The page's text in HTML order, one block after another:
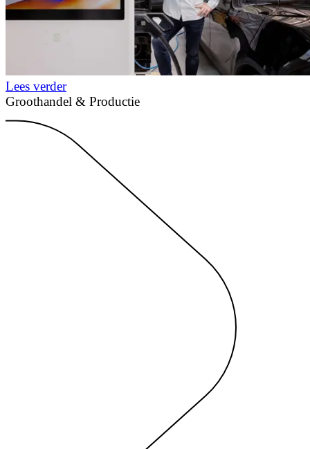
Lees verder
Groothandel & Productie